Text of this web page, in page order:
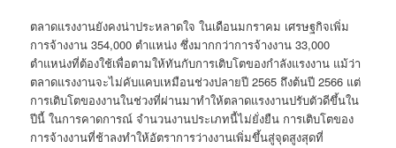
ตลาดแรงงานยังคงน่าประหลาดใจ ในเดือนมกราคม เศรษฐกิจเพิ่ม
การจ้างงาน 354,000 ตำแหน่ง ซึ่งมากกว่าการจ้างงาน 33,000
ตำแหน่งที่ต้องใช้เพื่อตามให้ทันกับการเติบโตของกำลังแรงงาน แม้ว่า
ตลาดแรงงานจะไม่คับแคบเหมือนช่วงปลายปี 2565 ถึงต้นปี 2566 แต่
การเติบโตของงานในช่วงที่ผ่านมาทำให้ตลาดแรงงานปรับตัวดีขึ้นใน
ปีนี้ ในการคาดการณ์ จำนวนงานประเภทนี้ไม่ยั่งยืน การเติบโตของ
การจ้างงานที่ช้าลงทำให้อัตราการว่างงานเพิ่มขึ้นสู่จุดสูงสุดที่